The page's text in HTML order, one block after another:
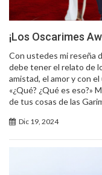
¡Los Oscarimes
Con ustedes mi reseña
debe tener el relato de
amistad, el amor y con
«¿Qué? ¿Qué es eso?»
de tus cosas de las
Dic 19, 2024